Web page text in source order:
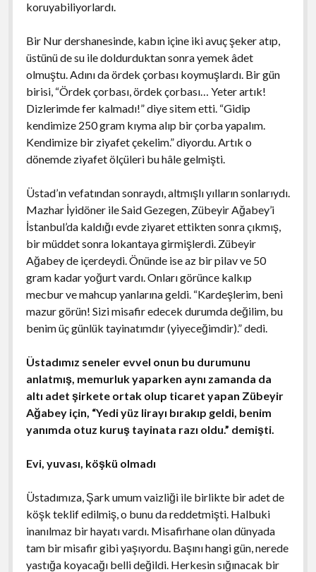
koruyabiliyorlardı.
Bir Nur dershanesinde, kabın içine iki avuç şeker atıp,
üstünü de su ile doldurduktan sonra yemek âdet
olmuştu. Adını da ördek çorbası koymuşlardı. Bir gün
birisi, “Ördek çorbası, ördek çorbası… Yeter artık!
Dizlerimde fer kalmadı!” diye sitem etti. “Gidip
kendimize 250 gram kıyma alıp bir çorba yapalım.
Kendimize bir ziyafet çekelim.” diyordu. Artık o
dönemde ziyafet ölçüleri bu hâle gelmişti.
Üstad’ın vefatından sonraydı, altmışlı yılların sonlarıydı.
Mazhar İyidöner ile Said Gezegen, Zübeyir Ağabey’i
İstanbul’da kaldığı evde ziyaret ettikten sonra çıkmış,
bir müddet sonra lokantaya girmişlerdi. Zübeyir
Ağabey de içerdeydi. Önünde ise az bir pilav ve 50
gram kadar yoğurt vardı. Onları görünce kalkıp
mecbur ve mahcup yanlarına geldi. “Kardeşlerim, beni
mazur görün! Sizi misafir edecek durumda değilim, bu
benim üç günlük tayinatımdır (yiyeceğimdir).” dedi.
Üstadımız seneler evvel onun bu durumunu
anlatmış, memurluk yaparken aynı zamanda da
altı adet şirkete ortak olup ticaret yapan Zübeyir
Ağabey için, “Yedi yüz lirayı bırakıp geldi, benim
yanımda otuz kuruş tayinata razı oldu.” demişti.
Evi, yuvası, köşkü olmadı
Üstadımıza, Şark umum vaizliği ile birlikte bir adet de
köşk teklif edilmiş, o bunu da reddetmişti. Halbuki
inanılmaz bir hayatı vardı. Misafirhane olan dünyada
tam bir misafir gibi yaşıyordu. Başını hangi gün, nerede
yastığa koyacağı belli değildi. Herkesin sığınacak bir